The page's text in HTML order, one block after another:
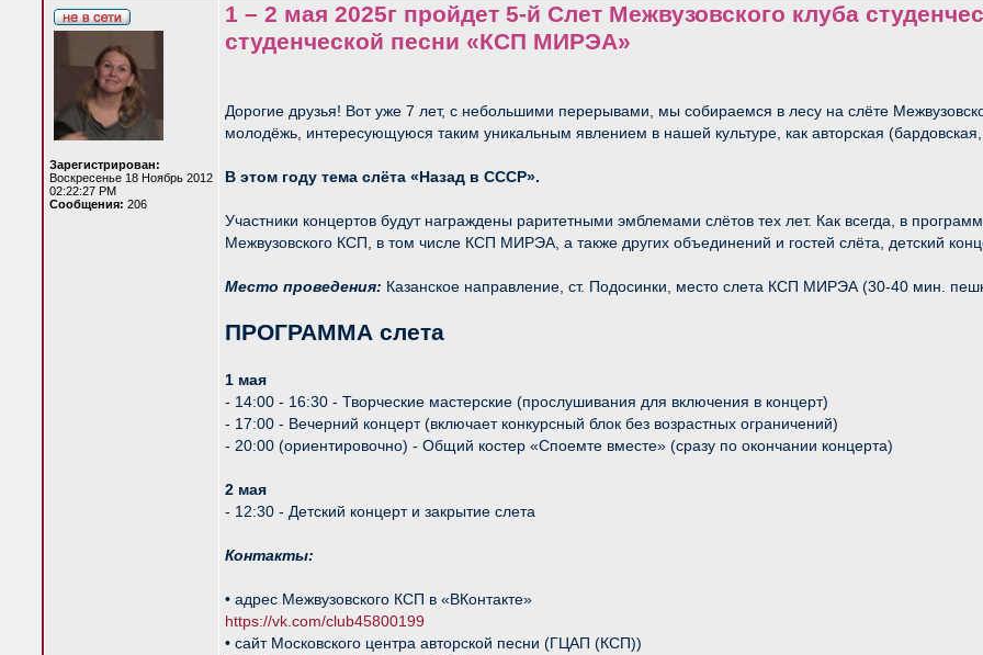
Зарегистрирован:
Воскресенье 18 Ноябрь 2012
02:22:27 PM
Сообщения: 206
1 – 2 мая 2025г пройдет 5-й Слет Межвузовского клуба
студенческой песни «КСП МИРЭА»
Дорогие друзья! Вот уже 7 лет, с небольшими перерывами, мы собираемся в лесу на слёте
молодёжь, интересующуюся таким уникальным явлением в нашей культуре, как авторская
В этом году тема слёта «Назад в СССР».
Участники концертов будут награждены раритетными эмблемами слётов тех лет. Как всегда, в
Межвузовского КСП, в том числе КСП МИРЭА, а также других объединений и гостей слёта, детский
Место проведения: Казанское направление, ст. Подосинки, место слета КСП МИРЭА (30-40 мин.
ПРОГРАММА слета
1 мая
- 14:00 - 16:30 - Творческие мастерские (прослушивания для включения в концерт)
- 17:00 - Вечерний концерт (включает конкурсный блок без возрастных ограничений)
- 20:00 (ориентировочно) - Общий костер «Споемте вместе» (сразу по окончании концерта)
2 мая
- 12:30 - Детский концерт и закрытие слета
Контакты:
• адрес Межвузовского КСП в «ВКонтакте»
https://vk.com/club45800199
• сайт Московского центра авторской песни (ГЦАП (КСП))